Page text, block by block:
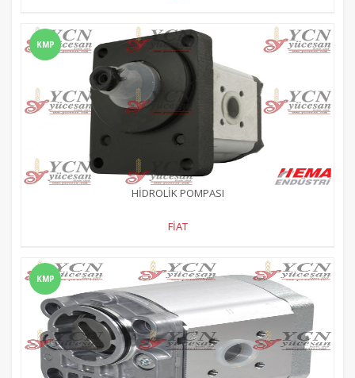
KMP
HİDROLİK POMPASI
FİAT
KMP